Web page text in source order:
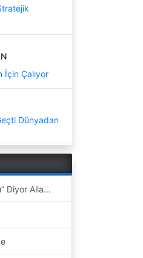
İçin Çalıyor
Dünyadan
Diyor Alla...